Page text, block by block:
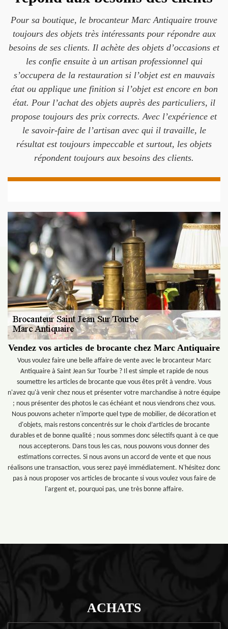
Pour sa boutique, le brocanteur Marc Antiquaire trouve
toujours des objets très intéressants pour répondre aux
besoins de ses clients. Il achète des objets d’occasions et
les confie ensuite à un artisan professionnel qui
s’occupera de la restauration si l’objet est en mauvais
état ou applique une finition si l’objet est encore en bon
état. Pour l’achat des objets auprès des particuliers, il
propose toujours des prix corrects. Avec l’expérience et
le savoir-faire de l’artisan avec qui il travaille, le
résultat est toujours impeccable et surtout, les objets
répondent toujours aux besoins des clients.
Vendez vos articles de brocante chez Marc Antiquaire
Vous voulez faire une belle affaire de vente avec le brocanteur Marc
Antiquaire à Saint Jean Sur Tourbe ? Il est simple et rapide de nous
soumettre les articles de brocante que vous êtes prêt à vendre. Vous
n'avez qu'à venir chez nous et présenter votre marchandise à notre équipe
; nous présenter des photos le cas échéant et nous viendrons chez vous.
Nous pouvons acheter n'importe quel type de mobilier, de décoration et
d'objets, mais restons concentrés sur le choix d’articles de brocante
durables et de bonne qualité ; nous sommes donc sélectifs quant à ce que
nous accepterons. Dans tous les cas, nous pouvons vous donner des
estimations correctes. Si nous avons un accord de vente et que nous
réalisons une transaction, vous serez payé immédiatement. N'hésitez donc
pas à nous proposer vos articles de brocante si vous voulez vous faire de
l'argent et, pourquoi pas, une très bonne affaire.
ACHATS